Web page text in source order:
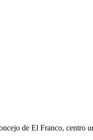
de El Franco, centro